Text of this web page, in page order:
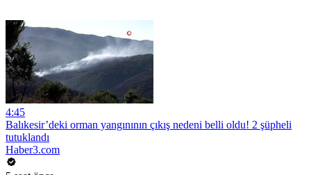
4:45
Balıkesir’deki orman yangınının çıkış nedeni belli oldu! 2 şüpheli
tutuklandı
Haber3.com